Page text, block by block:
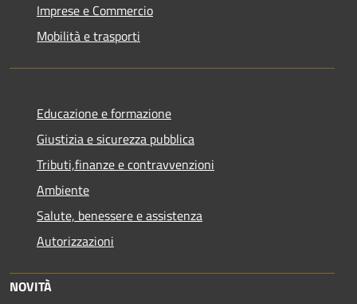
Imprese e Commercio
Mobilità e trasporti
Educazione e formazione
Giustizia e sicurezza pubblica
Tributi,finanze e contravvenzioni
Ambiente
Salute, benessere e assistenza
Autorizzazioni
NOVITÀ